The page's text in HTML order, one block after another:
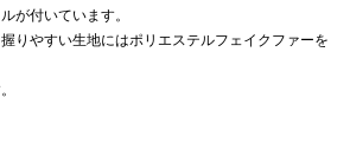
が付いています。
りやすい生地にはポリエステルフェイクファーを